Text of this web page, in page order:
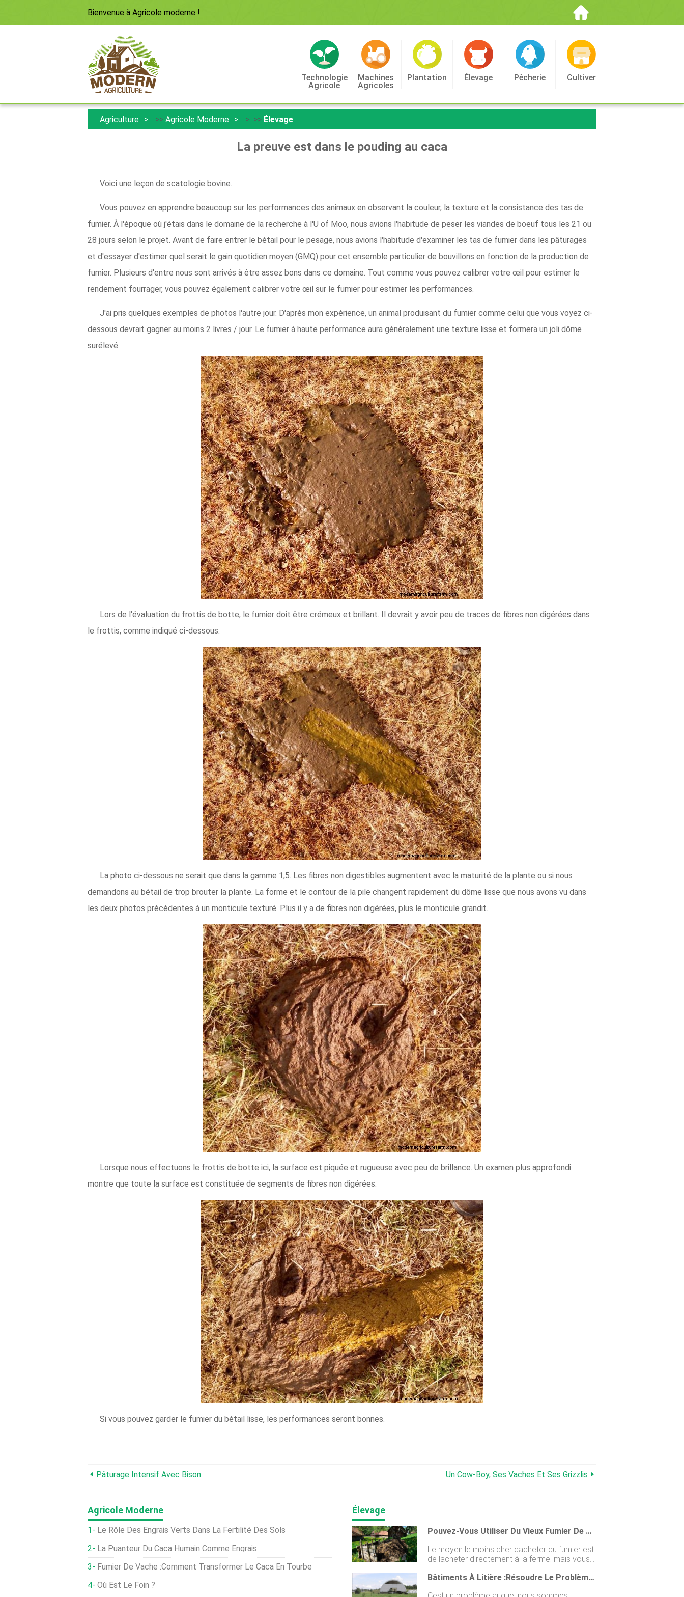
Bienvenue à Agricole moderne !
Technologie
Agricole
Machines
Agricoles
Plantation Élevage Pêcherie Cultiver
Agriculture >> Agricole Moderne > >> Élevage
La preuve est dans le pouding au caca
Voici une leçon de scatologie bovine.
Vous pouvez en apprendre beaucoup sur les performances des animaux en observant la couleur, la texture et la consistance des tas de
fumier. À l'époque où j'étais dans le domaine de la recherche à l'U of Moo, nous avions l'habitude de peser les viandes de boeuf tous les 21 ou
28 jours selon le projet. Avant de faire entrer le bétail pour le pesage, nous avions l'habitude d'examiner les tas de fumier dans les pâturages
et d'essayer d'estimer quel serait le gain quotidien moyen (GMQ) pour cet ensemble particulier de bouvillons en fonction de la production de
fumier. Plusieurs d'entre nous sont arrivés à être assez bons dans ce domaine. Tout comme vous pouvez calibrer votre œil pour estimer le
rendement fourrager, vous pouvez également calibrer votre œil sur le fumier pour estimer les performances.
J'ai pris quelques exemples de photos l'autre jour. D'après mon expérience, un animal produisant du fumier comme celui que vous voyez ci-
dessous devrait gagner au moins 2 livres / jour. Le fumier à haute performance aura généralement une texture lisse et formera un joli dôme
surélevé.
Lors de l'évaluation du frottis de botte, le fumier doit être crémeux et brillant. Il devrait y avoir peu de traces de fibres non digérées dans
le frottis, comme indiqué ci-dessous.
La photo ci-dessous ne serait que dans la gamme 1,5. Les fibres non digestibles augmentent avec la maturité de la plante ou si nous
demandons au bétail de trop brouter la plante. La forme et le contour de la pile changent rapidement du dôme lisse que nous avons vu dans
les deux photos précédentes à un monticule texturé. Plus il y a de fibres non digérées, plus le monticule grandit.
Lorsque nous effectuons le frottis de botte ici, la surface est piquée et rugueuse avec peu de brillance. Un examen plus approfondi
montre que toute la surface est constituée de segments de fibres non digérées.
Si vous pouvez garder le fumier du bétail lisse, les performances seront bonnes.
Pâturage Intensif Avec Bison Un Cow-Boy, Ses Vaches Et Ses Grizzlis
Agricole Moderne
Le Rôle Des Engrais Verts Dans La Fertilité Des Sols
La Puanteur Du Caca Humain Comme Engrais
Fumier De Vache :comment Transformer Le Caca En Tourbe
Où Est Le Foin ?
Élevage
Pouvez-Vous Utiliser Du Vieux Fumier De Vache Dans Le Jardin ?
Le moyen le moins cher dacheter du fumier est
de lacheter directement à la ferme, mais vous
avez alors beaucoup de fumier frais sur les
mains que vous devez vieillir et entreposer
Bâtiments À Litière :résoudre Le Problème De La Boue, De La Boue Et Du Fumier En Hiver